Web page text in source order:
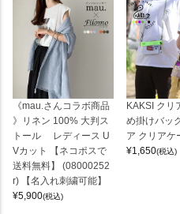
《mau.さんコラボ商品
》リネン 100% 大判ス
トール レディース U
Vカット 【ネコポスで
送料無料】 (08000252
r) 【名入れ刺繍可能】
¥5,900(税込)
KAKSI クリ
め掛けバッ
ア クリアケ
¥1,650(税込)